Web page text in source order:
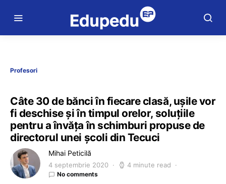
Profesori
Câte 30 de bănci în fiecare clasă, ușile vor
fi deschise și în timpul orelor, soluțiile
pentru a învăța în schimburi propuse de
directorul unei școli din Tecuci
Mihai Peticilă
4 septembrie 2020 4 minute read
No comments